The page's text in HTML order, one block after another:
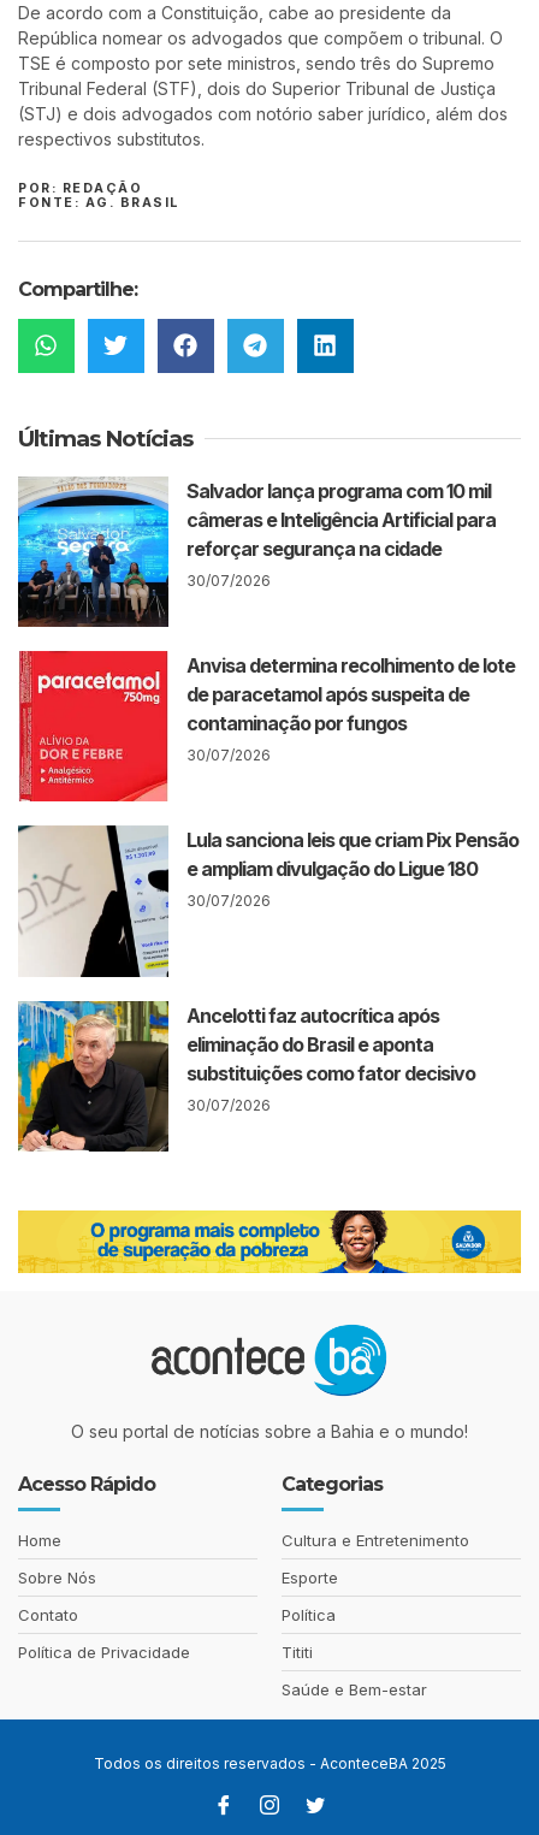
De acordo com a Constituição, cabe ao presidente da
República nomear os advogados que compõem o tribunal. O
TSE é composto por sete ministros, sendo três do Supremo
Tribunal Federal (STF), dois do Superior Tribunal de Justiça
(STJ) e dois advogados com notório saber jurídico, além dos
respectivos substitutos.
POR: REDAÇÃO
FONTE: AG. BRASIL
Compartilhe:
Últimas Notícias
Salvador lança programa com 10 mil
câmeras e Inteligência Artificial para
reforçar segurança na cidade
30/07/2026
Anvisa determina recolhimento de lote
de paracetamol após suspeita de
contaminação por fungos
30/07/2026
Lula sanciona leis que criam Pix Pensão
e ampliam divulgação do Ligue 180
30/07/2026
Ancelotti faz autocrítica após
eliminação do Brasil e aponta
substituições como fator decisivo
30/07/2026
O seu portal de notícias sobre a Bahia e o mundo!
Acesso Rápido
Home
Sobre Nós
Contato
Política de Privacidade
Categorias
Cultura e Entretenimento
Esporte
Política
Tititi
Saúde e Bem-estar
Todos os direitos reservados - AconteceBA 2025